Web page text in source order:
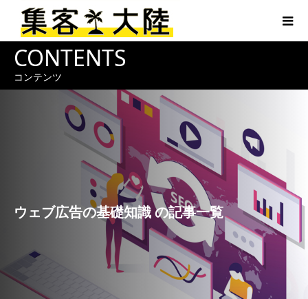
CONTENTS
コンテンツ
ウェブ広告の基礎知識 の記事一覧